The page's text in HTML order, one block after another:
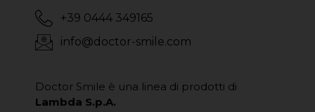
+39 0444 349165
info@doctor-smile.com
Doctor Smile è una linea di prodotti di
Lambda S.p.A.